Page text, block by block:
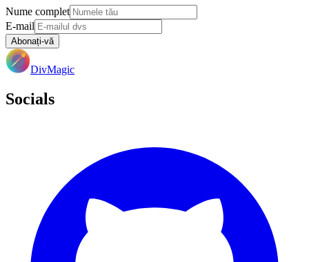
Nume complet
E-mail
Abonați-vă
DivMagic
Socials